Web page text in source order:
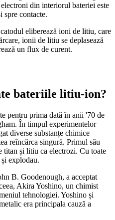
din interiorul bateriei este
spre contacte.
eliberează ioni de litiu, care
ionii de litiu se deplasează
un flux de curent.
bateriile litiu-ion?
pentru prima dată în anii '70 de
În timpul experimentelor
diverse substanțe chimice
reîncărca singură. Primul său
titan și litiu ca electrozi. Cu toate
explodau.
B. Goodenough, a acceptat
Akira Yoshino, un chimist
tehnologiei. Yoshino și
era principala cauză a